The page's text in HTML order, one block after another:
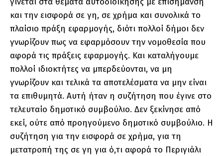
και την εισφορά σε γη, σε χρήμα και συνολικά το
πλαίσιο πράξη εφαρμογής, διότι πολλοί δήμοι δεν
γνωρίζουν πως να εφαρμόσουν την νομοθεσία που
αφορά τις πράξεις εφαρμογής. Και καταλήγουμε
πολλοί ιδιοκτήτες να μπερδεύονται, να μη
γνωρίζουν και τελικά τα αποτελέσματα να μην είναι
τα επιθυμητά. Αυτή ήταν η συζήτηση που έγινε στο
τελευταίο δημοτικό συμβούλιο. Δεν ξεκίνησε από
εκεί, ούτε από προηγούμενο δημοτικό συμβούλιο. Η
συζήτηση για την εισφορά σε χρήμα, για τη
μετατροπή της σε γη για ό,τι αφορά το Περιγιάλι